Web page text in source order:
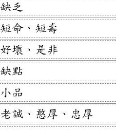
缺乏
短命、短壽
好壞、是非
缺點
小品
老誠、憨厚、忠厚